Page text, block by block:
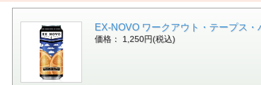
EX-NOVO ワークアウト・テープス
価格： 1,250円(税込)